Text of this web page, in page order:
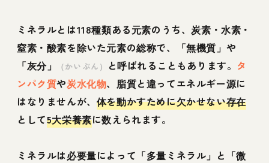
ミネラルとは118種類ある元素のうち、炭素・水素・
窒素・酸素を除いた元素の総称で、「無機質」や
「灰分」
（かいぶん） と呼ばれることもあります。 タ
ンパク質や炭水化物、脂質と違ってエネルギー源に
はなりませんが、 体を動かすために欠かせない存在
として5大栄養素に数えられます。
ミネラルは必要量によって「多量ミネラル」と「微